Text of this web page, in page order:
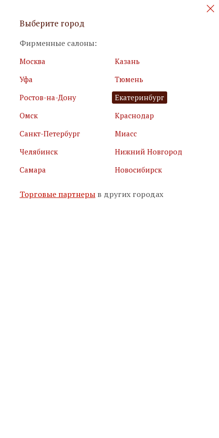
Персональные акции и новинки
Я принимаю
условия использования сайта
Я соглашаюсь сполитикой обработки персональных
Подписаться
Выберите город
Фирменные салоны:
Москва
Казань
Уфа
Тюмень
Ростов-на-Дону
Екатеринбург
Омск
Краснодар
Санкт-Петербург
Миасс
Челябинск
Нижний Новгород
Самара
Новосибирск
Торговые партнеры в других городах